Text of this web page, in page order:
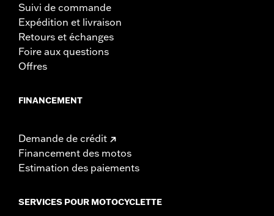
Suivi de commande
Expédition et livraison
Retours et échanges
Foire aux questions
Offres
FINANCEMENT
Demande de crédit
Financement des motos
Estimation des paiements
SERVICES POUR MOTOCYCLETTE